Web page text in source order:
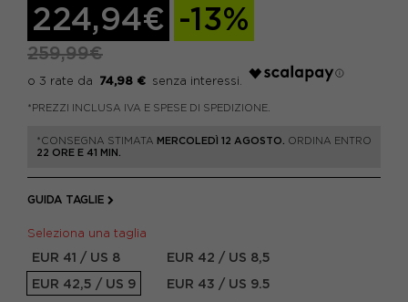
224,94€ -13%
259,99€
74,98 €
*PREZZI INCLUSA IVA E SPESE DI SPEDIZIONE.
*CONSEGNA STIMATA MERCOLEDÌ 12 AGOSTO.
ORDINA ENTRO
22 ORE E 41 MIN.
GUIDA TAGLIE
Seleziona una taglia
EUR 41 / US 8
EUR 42 / US 8,5
EUR 42,5 / US 9
EUR 43 / US 9.5